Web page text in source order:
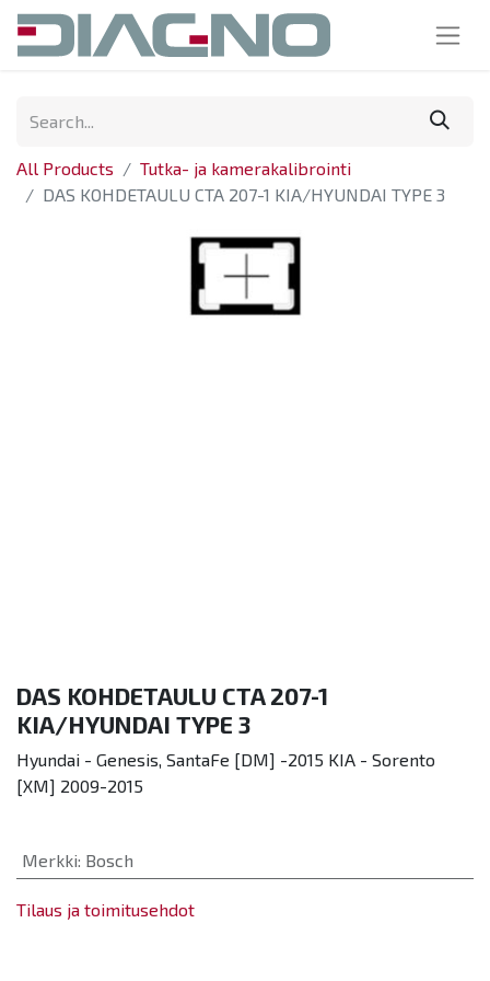
All Products
Tutka- ja kamerakalibrointi
DAS KOHDETAULU CTA 207-1 KIA/HYUNDAI TYPE 3
DAS KOHDETAULU CTA 207-1
KIA/HYUNDAI TYPE 3
Hyundai - Genesis, SantaFe [DM] -2015 KIA - Sorento
[XM] 2009-2015
Merkki: Bosch
Tilaus ja toimitusehdot